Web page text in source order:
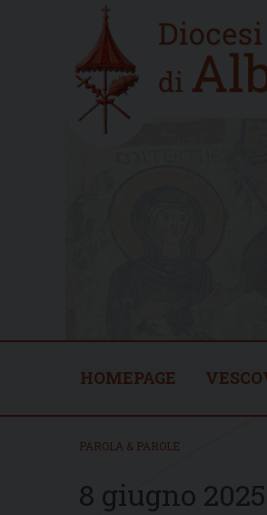
Home
new
HOMEPAGE
PAROLA & PAROLE
8 giugno 2025